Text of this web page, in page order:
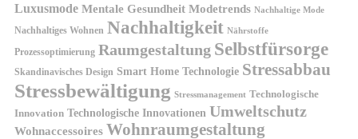
Luxusmode Mentale Gesundheit Modetrends Nachhaltige Mode
Nachhaltiges Wohnen Nachhaltigkeit Nährstoffe
Prozessoptimierung Raumgestaltung Selbstfürsorge
Skandinavisches Design Smart Home Technologie Stressabbau
Stressbewältigung Stressmanagement Technologische
Innovation Technologische Innovationen Umweltschutz
Wohnaccessoires Wohnraumgestaltung